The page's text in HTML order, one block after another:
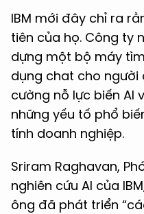
IBM mới đây chỉ ra
tiên của họ. Công ty
dựng một bộ máy
dụng chat cho
cường nỗ lực biến AI
những yếu tố phổ
tính doanh nghiệp.
Sriram Raghavan,
nghiên cứu AI của
ông đã phát triển